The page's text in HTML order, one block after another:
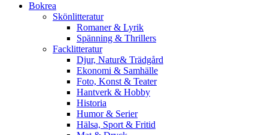
Bokrea
Skönlitteratur
Romaner & Lyrik
Spänning & Thrillers
Facklitteratur
Djur, Natur& Trädgård
Ekonomi & Samhälle
Foto, Konst & Teater
Hantverk & Hobby
Historia
Humor & Serier
Hälsa, Sport & Fritid